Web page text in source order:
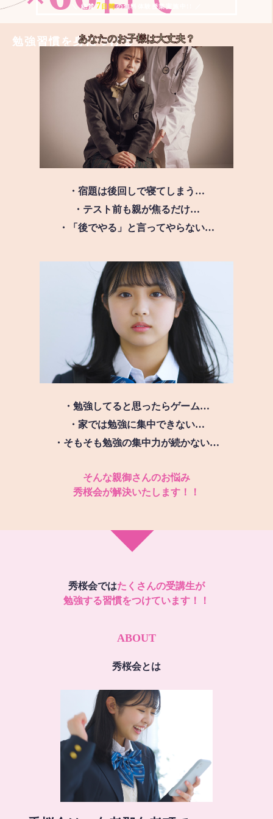
勉強習慣を身につける
＼ 絶賛 7 日間の無料体験授業実施中!! ／
あなたのお子様は大丈夫？
・宿題は後回しで寝てしまう…
・テスト前も親が焦るだけ…
・「後でやる」と言ってやらない…
・勉強してると思ったらゲーム…
・家では勉強に集中できない…
・そもそも勉強の集中力が続かない…
そんな親御さんのお悩み
秀桜会が解決いたします！！
秀桜会ではたくさんの受講生が
勉強する習慣をつけています！！
ABOUT
秀桜会とは